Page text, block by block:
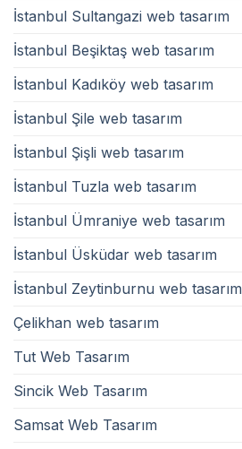
İstanbul Sultangazi web tasarım
İstanbul Beşiktaş web tasarım
İstanbul Kadıköy web tasarım
İstanbul Şile web tasarım
İstanbul Şişli web tasarım
İstanbul Tuzla web tasarım
İstanbul Ümraniye web tasarım
İstanbul Üsküdar web tasarım
İstanbul Zeytinburnu web tasarım
Çelikhan web tasarım
Tut Web Tasarım
Sincik Web Tasarım
Samsat Web Tasarım